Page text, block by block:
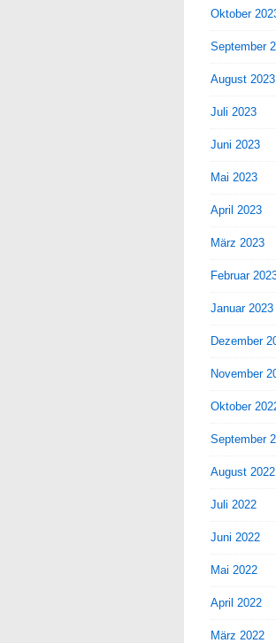
Oktober
September
August 2023
Juli 2023
Juni 2023
Mai 2023
April 2023
März 2023
Februar
Januar 2023
Dezember
November
Oktober
September
August 2022
Juli 2022
Juni 2022
Mai 2022
April 2022
März 2022